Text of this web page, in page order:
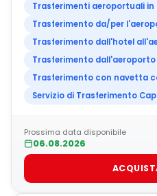
Trasferimenti aeroportuali in
Trasferimento da/per
Trasferimento dall'hotel
Trasferimento
Trasferimento con navetta
Servizio di Trasferimento
Prossima data disponibile
06.08.2026